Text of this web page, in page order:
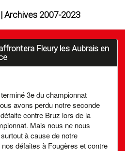
Archives 2007-2023
Fleury les Aubrais en
3e du championnat
avons perdu notre seconde
contre Bruz lors de la
Mais nous ne nous
à cause de notre
défaites à Fougères et contre